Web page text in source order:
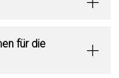
für die